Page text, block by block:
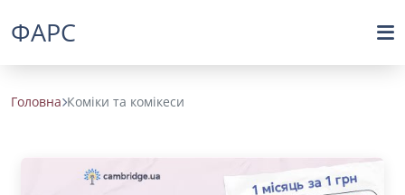
ФАРС
Головна Коміки та комікеси